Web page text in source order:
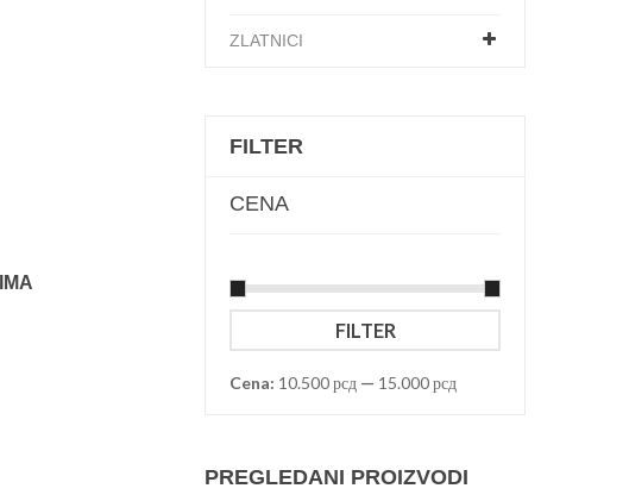
ZLATNICI
FILTER
CENA
cena
cena
FILTER
Cena: 10.500 рсд — 15.000 рсд
PREGLEDANI PROIZVODI